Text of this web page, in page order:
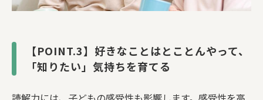
【POINT.3】好きなことはとことんやって、
「知りたい」気持ちを育てる